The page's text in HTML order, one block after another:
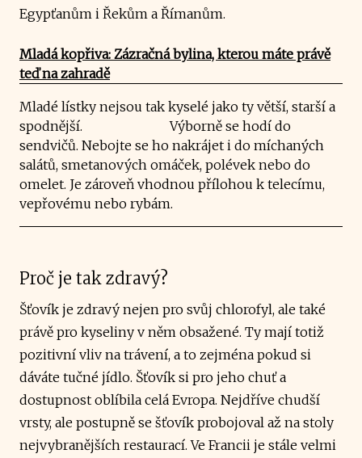
Egypťanům i Řekům a Římanům.
Mladá kopřiva: Zázračná bylina, kterou máte právě
teď na zahradě
Mladé lístky nejsou tak kyselé jako ty větší, starší a
spodnější. Výborně se hodí do
sendvičů. Nebojte se ho nakrájet i do míchaných
salátů, smetanových omáček, polévek nebo do
omelet. Je zároveň vhodnou přílohou k telecímu,
vepřovému nebo rybám.
Proč je tak zdravý?
Šťovík je zdravý nejen pro svůj chlorofyl, ale také
právě pro kyseliny v něm obsažené. Ty mají totiž
pozitivní vliv na trávení, a to zejména pokud si
dáváte tučné jídlo. Šťovík si pro jeho chuť a
dostupnost oblíbila celá Evropa. Nejdříve chudší
vrsty, ale postupně se šťovík probojoval až na stoly
nejvybranějších restaurací. Ve Francii je stále velmi